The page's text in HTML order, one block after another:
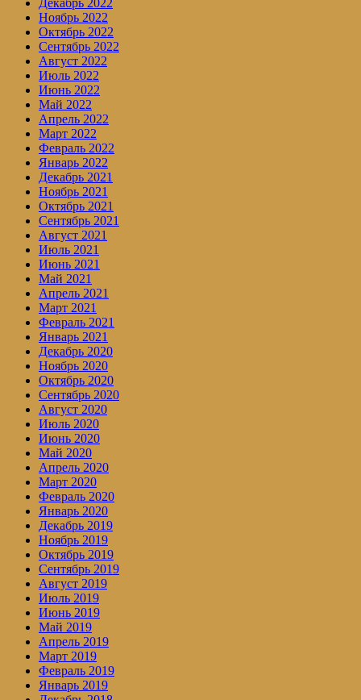
Декабрь 2022
Ноябрь 2022
Октябрь 2022
Сентябрь 2022
Август 2022
Июль 2022
Июнь 2022
Май 2022
Апрель 2022
Март 2022
Февраль 2022
Январь 2022
Декабрь 2021
Ноябрь 2021
Октябрь 2021
Сентябрь 2021
Август 2021
Июль 2021
Июнь 2021
Май 2021
Апрель 2021
Март 2021
Февраль 2021
Январь 2021
Декабрь 2020
Ноябрь 2020
Октябрь 2020
Сентябрь 2020
Август 2020
Июль 2020
Июнь 2020
Май 2020
Апрель 2020
Март 2020
Февраль 2020
Январь 2020
Декабрь 2019
Ноябрь 2019
Октябрь 2019
Сентябрь 2019
Август 2019
Июль 2019
Июнь 2019
Май 2019
Апрель 2019
Март 2019
Февраль 2019
Январь 2019